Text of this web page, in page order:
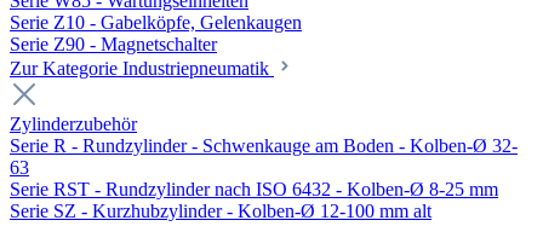
Serie Z10 - Gabelköpfe, Gelenkaugen
Serie Z90 - Magnetschalter
Zur Kategorie Industriepneumatik
Zylinderzubehör
Serie R - Rundzylinder - Schwenkauge am Boden - Kolben-Ø 32-
63
Serie RST - Rundzylinder nach ISO 6432 - Kolben-Ø 8-25 mm
Serie SZ - Kurzhubzylinder - Kolben-Ø 12-100 mm alt